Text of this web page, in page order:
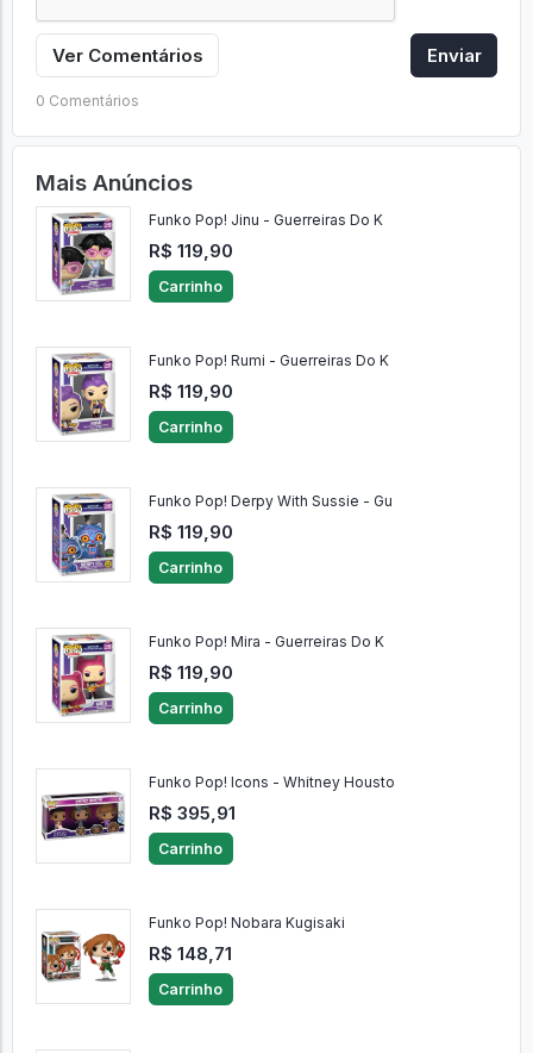
Ver Comentários Enviar
0 Comentários
Mais Anúncios
Funko Pop! Jinu - Guerreiras Do K
R$ 119,90
Carrinho
Funko Pop! Rumi - Guerreiras Do K
R$ 119,90
Carrinho
Funko Pop! Derpy With Sussie - Gu
R$ 119,90
Carrinho
Funko Pop! Mira - Guerreiras Do K
R$ 119,90
Carrinho
Funko Pop! Icons - Whitney Housto
R$ 395,91
Carrinho
Funko Pop! Nobara Kugisaki
R$ 148,71
Carrinho